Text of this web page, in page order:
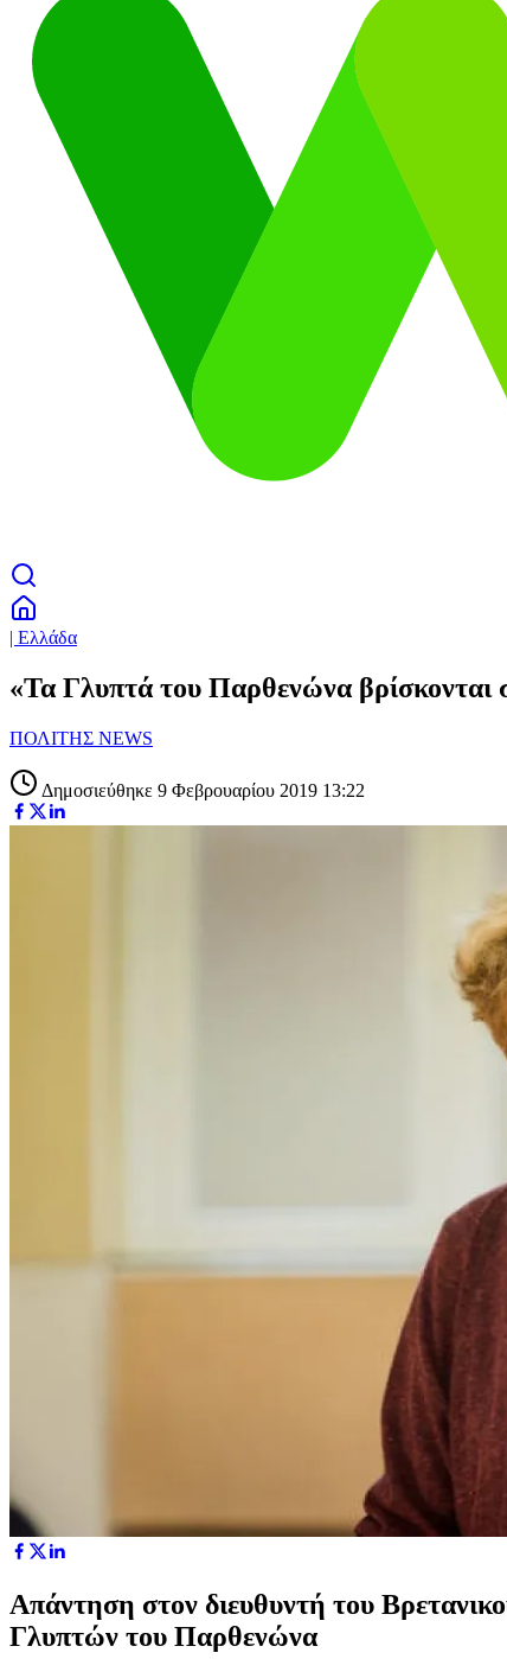
| Ελλάδα
«Τα Γλυπτά του Παρθενώνα βρίσκονται
ΠΟΛΙΤΗΣ NEWS
Δημοσιεύθηκε 9 Φεβρουαρίου 2019 13:22
Απάντηση στον διευθυντή του
Γλυπτών του Παρθενώνα